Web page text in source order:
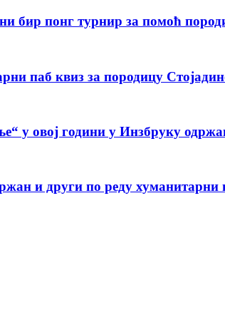
бир понг турнир за помоћ
паб квиз за породицу
у овој години у Инзбруку
и други по реду хуманитарни